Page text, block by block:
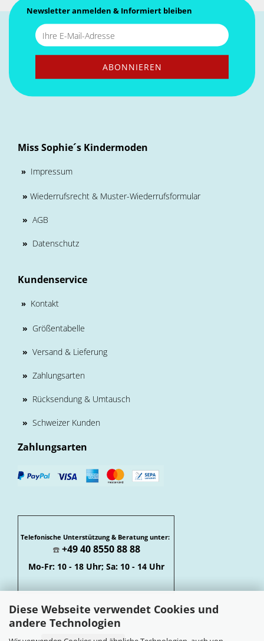
Diese Webseite verwendet Cookies und
andere Technologien
Newsletter anmelden & Informiert bleiben
Miss Sophie´s Kindermoden
» Impressum
» Wiederrufsrecht & Muster-Wiederrufsformular
» AGB
» Datenschutz
Kundenservice
» Kontakt
» Größentabelle
» Versand & Lieferung
» Zahlungsarten
» Rücksendung & Umtausch
» Schweizer Kunden
Zahlungsarten
Telefonische Unterstützung & Beratung unter:
☎️ +49 40 8550 88 88
Mo-Fr: 10 - 18 Uhr; Sa: 10 - 14 Uhr